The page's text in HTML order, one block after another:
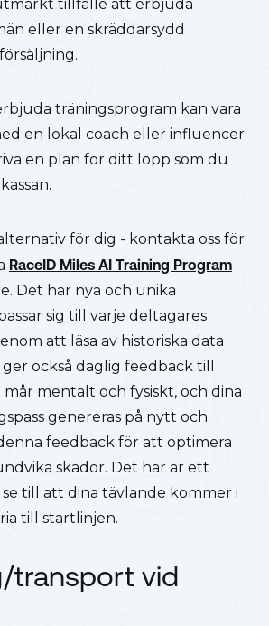
tillfälle att erbjuda
eller en skräddarsydd
träningsprogram kan vara
en lokal coach eller influencer
en plan för ditt lopp som du
för dig - kontakta oss för
RaceID Miles AI Training Program
Det här nya och unika
sig till varje deltagares
att läsa av historiska data
också daglig feedback till
mentalt och fysiskt, och dina
genereras på nytt och
feedback för att optimera
skador. Det här är ett
till att dina tävlande kommer i
till startlinjen.
transport vid